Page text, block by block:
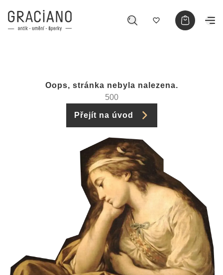
Oops, stránka nebyla nalezena.
500
Přejít na úvod